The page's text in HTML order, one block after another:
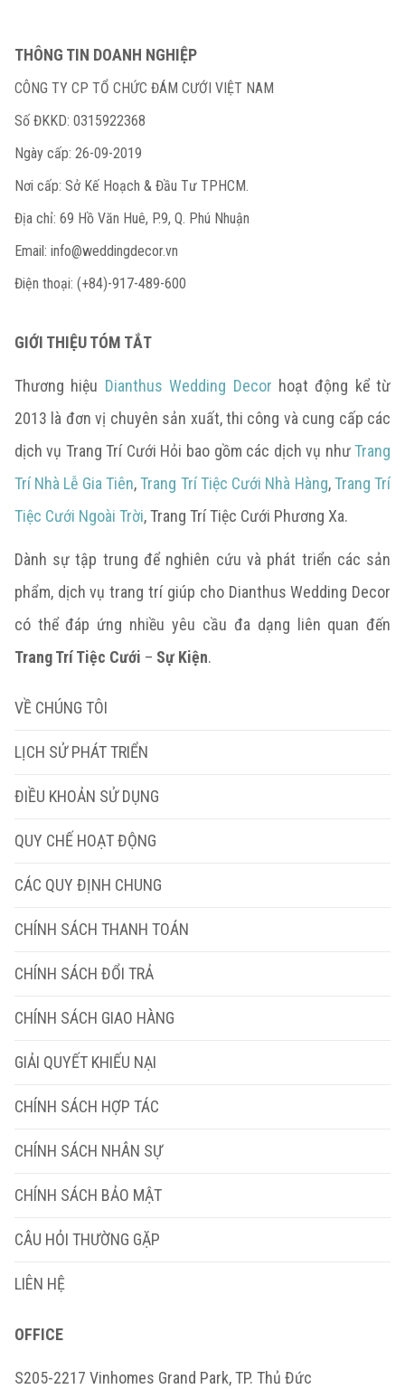
THÔNG TIN DOANH NGHIỆP
CÔNG TY CP TỔ CHỨC ĐÁM CƯỚI VIỆT NAM
Số ĐKKD: 0315922368
Ngày cấp: 26-09-2019
Nơi cấp: Sở Kế Hoạch & Đầu Tư TPHCM.
Địa chỉ: 69 Hồ Văn Huê, P.9, Q. Phú Nhuận
Email: info@weddingdecor.vn
Điện thoại: (+84)-917-489-600
GIỚI THIỆU TÓM TẮT
Thương hiệu Dianthus Wedding Decor hoạt động kể từ
2013 là đơn vị chuyên sản xuất, thi công và cung cấp các
dịch vụ Trang Trí Cưới Hỏi bao gồm các dịch vụ nhưTrang
Trí Nhà Lễ Gia Tiên,Trang Trí Tiệc Cưới Nhà Hàng,Trang Trí
Tiệc Cưới Ngoài Trời, Trang Trí Tiệc Cưới Phương Xa.
Dành sự tập trung để nghiên cứu và phát triển các sản
phẩm, dịch vụ trang trí giúp cho Dianthus Wedding Decor
có thể đáp ứng nhiều yêu cầu đa dạng liên quan đến
Trang Trí Tiệc Cưới – Sự Kiện.
VỀ CHÚNG TÔI
LỊCH SỬ PHÁT TRIỂN
ĐIỀU KHOẢN SỬ DỤNG
QUY CHẾ HOẠT ĐỘNG
CÁC QUY ĐỊNH CHUNG
CHÍNH SÁCH THANH TOÁN
CHÍNH SÁCH ĐỔI TRẢ
CHÍNH SÁCH GIAO HÀNG
GIẢI QUYẾT KHIẾU NẠI
CHÍNH SÁCH HỢP TÁC
CHÍNH SÁCH NHÂN SỰ
CHÍNH SÁCH BẢO MẬT
CÂU HỎI THƯỜNG GẶP
LIÊN HỆ
OFFICE
S205-2217 Vinhomes Grand Park, TP. Thủ Đức